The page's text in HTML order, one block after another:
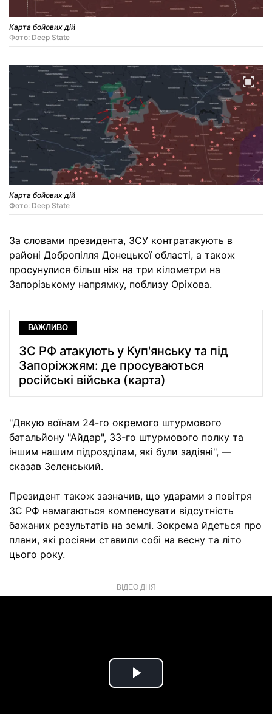
Карта бойових дій
Фото: Deep State
Карта бойових дій
Фото: Deep State
За словами президента, ЗСУ контратакують в
районі Добропілля Донецької області, а також
просунулися більш ніж на три кілометри на
Запорізькому напрямку, поблизу Оріхова.
ВАЖЛИВО
ЗС РФ атакують у Куп'янську та під
Запоріжжям: де просуваються
російські війська (карта)
"Дякую воїнам 24-го окремого штурмового
батальйону "Айдар", 33-го штурмового полку та
іншим нашим підрозділам, які були задіяні", —
сказав Зеленський.
Президент також зазначив, що ударами з повітря
ЗС РФ намагаються компенсувати відсутність
бажаних результатів на землі. Зокрема йдеться про
плани, які росіяни ставили собі на весну та літо
цього року.
ВІДЕО ДНЯ
Play